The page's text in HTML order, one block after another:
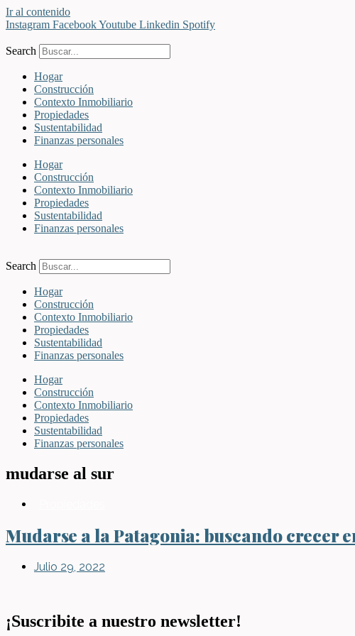
Ir al contenido
Instagram FacebookYoutube Linkedin Spotify
Search
Hogar
Construcción
Contexto Inmobiliario
Propiedades
Sustentabilidad
Finanzas personales
Hogar
Construcción
Contexto Inmobiliario
Propiedades
Sustentabilidad
Finanzas personales
Search
Hogar
Construcción
Contexto Inmobiliario
Propiedades
Sustentabilidad
Finanzas personales
Hogar
Construcción
Contexto Inmobiliario
Propiedades
Sustentabilidad
Finanzas personales
mudarse al sur
Mudarse a la Patagonia: buscando crecer
Julio 29, 2022
¡Suscribite a nuestro newsletter!